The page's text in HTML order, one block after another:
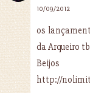
10/09/2012
os
da Arqueiro
Beijos
http://